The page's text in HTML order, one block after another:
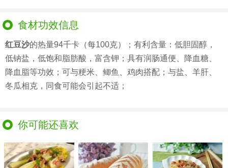
食材功效信息
红豆沙的热量94千卡（每100克）；有利含量：低胆固醇，
低钠盐，低饱和脂肪酸，富含钾；具有润肠通便、降血糖、
降血脂等功效；可与粳米、鲫鱼、鸡肉搭配；与盐、羊肝、
冬瓜相克，同食可能会引起不适；
你可能还喜欢